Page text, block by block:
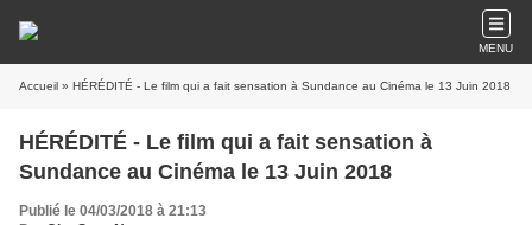
MENU
Accueil » HÉRÉDITÉ - Le film qui a fait sensation à Sundance au Cinéma le 13 Juin 2018
HÉRÉDITÉ - Le film qui a fait sensation à
Sundance au Cinéma le 13 Juin 2018
Publié le 04/03/2018 à 21:13